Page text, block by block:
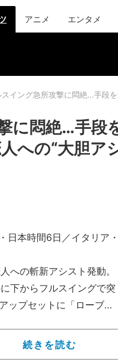
アニメ エンタメ
スイング急所攻撃に悶絶…手段を
に悶絶…手段
への“大胆ア
日本時間6日／イタリア・
）
への斬新アシスト発動。
下からフルスイングで突
ップセットに「ローブロ
キング・オブ・ザ・リン
ミニク・ミステリオ、ダ
続きを読む